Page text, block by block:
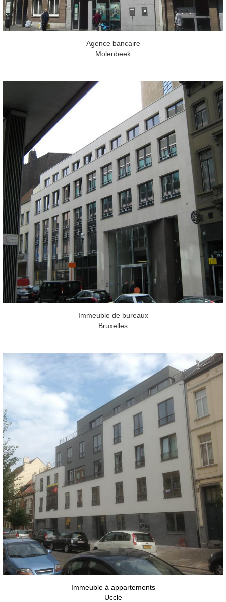
Agence bancaire
Molenbeek
Immeuble de bureaux
Bruxelles
Immeuble à appartements
Uccle